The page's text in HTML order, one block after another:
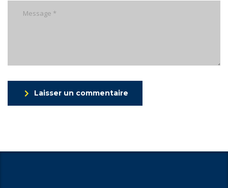
Laisser un commentaire